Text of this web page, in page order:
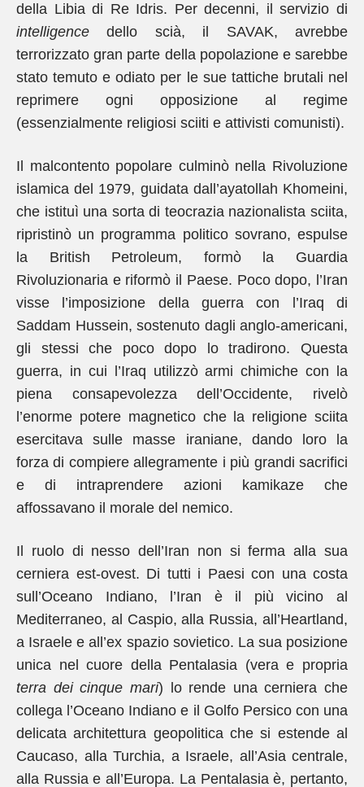
della Libia di Re Idris. Per decenni, il servizio di
intelligence dello scià, il SAVAK, avrebbe
terrorizzato gran parte della popolazione e sarebbe
stato temuto e odiato per le sue tattiche brutali nel
reprimere ogni opposizione al regime
(essenzialmente religiosi sciiti e attivisti comunisti).
Il malcontento popolare culminò nella Rivoluzione
islamica del 1979, guidata dall’ayatollah Khomeini,
che istituì una sorta di teocrazia nazionalista sciita,
ripristinò un programma politico sovrano, espulse
la British Petroleum, formò la Guardia
Rivoluzionaria e riformò il Paese. Poco dopo, l’Iran
visse l’imposizione della guerra con l’Iraq di
Saddam Hussein, sostenuto dagli anglo-americani,
gli stessi che poco dopo lo tradirono. Questa
guerra, in cui l’Iraq utilizzò armi chimiche con la
piena consapevolezza dell’Occidente, rivelò
l’enorme potere magnetico che la religione sciita
esercitava sulle masse iraniane, dando loro la
forza di compiere allegramente i più grandi sacrifici
e di intraprendere azioni kamikaze che
affossavano il morale del nemico.
Il ruolo di nesso dell’Iran non si ferma alla sua
cerniera est-ovest. Di tutti i Paesi con una costa
sull’Oceano Indiano, l’Iran è il più vicino al
Mediterraneo, al Caspio, alla Russia, all’Heartland,
a Israele e all’ex spazio sovietico. La sua posizione
unica nel cuore della Pentalasia (vera e propria
terra dei cinque mari) lo rende una cerniera che
collega l’Oceano Indiano e il Golfo Persico con una
delicata architettura geopolitica che si estende al
Caucaso, alla Turchia, a Israele, all’Asia centrale,
alla Russia e all’Europa. La Pentalasia è, pertanto,